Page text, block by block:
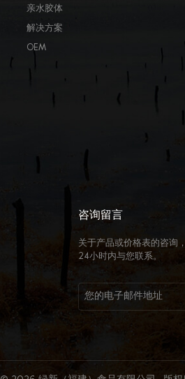
亲水胶体
解决方案
OEM
咨询留言
关于产品或价格表的咨询
24小时内与您联系。